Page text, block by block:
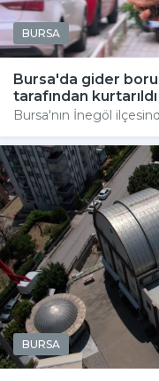
BURSA
Bursa'da gider
tarafından kurtarıldı
Bursa'nın İnegöl
BURSA